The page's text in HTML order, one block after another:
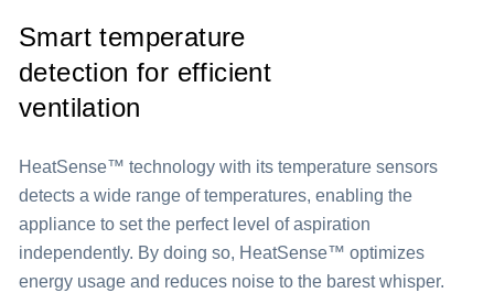
Smart temperature
detection for efficient
ventilation
HeatSense™ technology with its temperature sensors
detects a wide range of temperatures, enabling the
appliance to set the perfect level of aspiration
independently. By doing so, HeatSense™ optimizes
energy usage and reduces noise to the barest whisper.